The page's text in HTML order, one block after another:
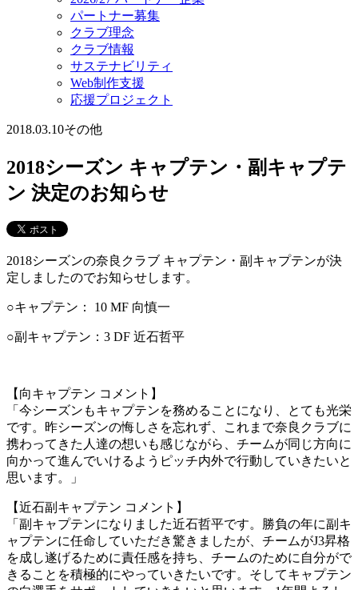
パートナー募集
クラブ理念
クラブ情報
サステナビリティ
Web制作支援
応援プロジェクト
2018.03.10その他
2018シーズン キャプテン・副キャプテ
ン 決定のお知らせ
2018シーズンの奈良クラブ キャプテン・副キャプテンが決
定しましたのでお知らせします。
○キャプテン： 10 MF 向慎一
○副キャプテン：3 DF 近石哲平
【向キャプテン コメント】
「今シーズンもキャプテンを務めることになり、とても光栄
です。昨シーズンの悔しさを忘れず、これまで奈良クラブに
携わってきた人達の想いも感じながら、チームが同じ方向に
向かって進んでいけるようピッチ内外で行動していきたいと
思います。」
【近石副キャプテン コメント】
「副キャプテンになりました近石哲平です。勝負の年に副キ
ャプテンに任命していただき驚きましたが、チームがJ3昇格
を成し遂げるために責任感を持ち、チームのために自分がで
きることを積極的にやっていきたいです。そしてキャプテン